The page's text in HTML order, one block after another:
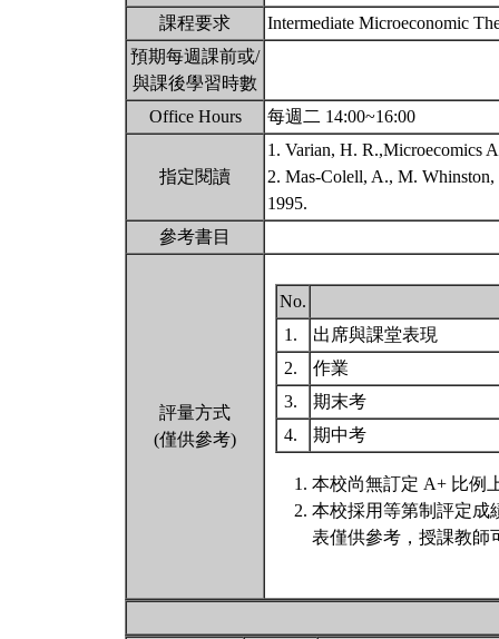
課程要求
Intermediate Microeconomic
預期每週課前或/
與課後學習時數
Office Hours
每週二 14:00~16:00
指定閱讀
1. Varian, H. R.,Microecomics
2. Mas-Colell, A., M.
1995.
參考書目
評量方式
(僅供參考)
No.
1.
出席與課堂表現
2.
作業
3.
期末考
4.
期中考
本校尚無訂定 A+ 比例
本校採用等第制評定成
表僅供參考，授課教師